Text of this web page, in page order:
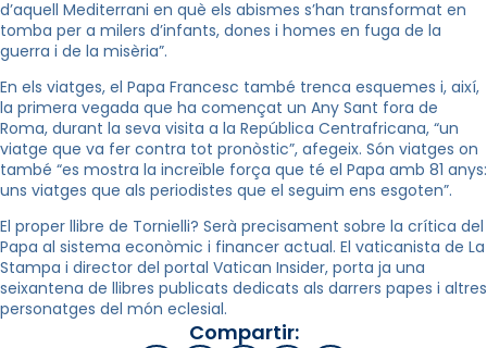
d’aquell Mediterrani en què els abismes s’han transformat en
tomba per a milers d’infants, dones i homes en fuga de la
guerra i de la misèria”.
En els viatges, el Papa Francesc també trenca esquemes i, així,
la primera vegada que ha començat un Any Sant fora de
Roma, durant la seva visita a la República Centrafricana, “un
viatge que va fer contra tot pronòstic”, afegeix. Són viatges on
també “es mostra la increïble força que té el Papa amb 81 anys:
uns viatges que als periodistes que el seguim ens esgoten”.
El proper llibre de Tornielli? Serà precisament sobre la crítica del
Papa al sistema econòmic i financer actual. El vaticanista de La
Stampa i director del portal Vatican Insider, porta ja una
seixantena de llibres publicats dedicats als darrers papes i altres
personatges del món eclesial.
Compartir: